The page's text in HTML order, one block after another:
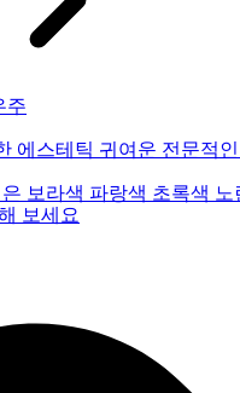
주
에스테틱 귀여운 전문적인
은 보라색 파랑색 초록색 노
보세요